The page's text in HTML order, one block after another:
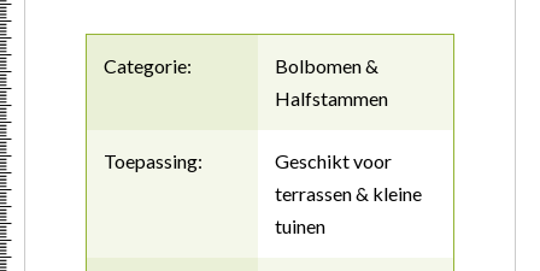
Categorie:
Bolbomen &
Halfstammen
Toepassing:
Geschikt voor
terrassen & kleine
tuinen